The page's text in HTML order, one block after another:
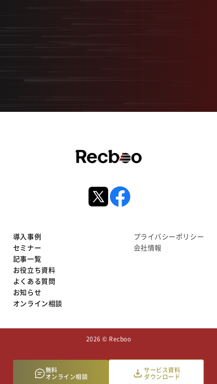
無料
オンライン相談
サービス資料
ダウンロード
導入事例
セミナー
記事一覧
お役立ち資料
よくある質問
お知らせ
オンライン相談
プライバシーポリシー
会社情報
2026 © Recboo